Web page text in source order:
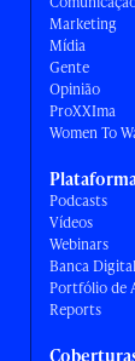
Marketing
Mídia
Gente
Opinião
ProXXIma
Women To
Podcasts
Vídeos
Webinars
Banca Digital
Portfólio de
Reports